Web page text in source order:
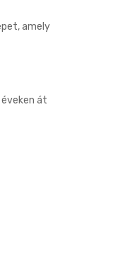
amely
át